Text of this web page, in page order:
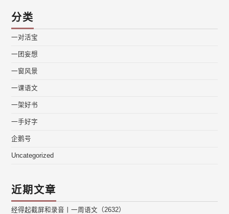
分类
一对活宝
一团妄想
一窗风景
一课语文
一架好书
一手好字
企鹅号
Uncategorized
近期文章
经得起截屏和录音丨一周语文（2632）